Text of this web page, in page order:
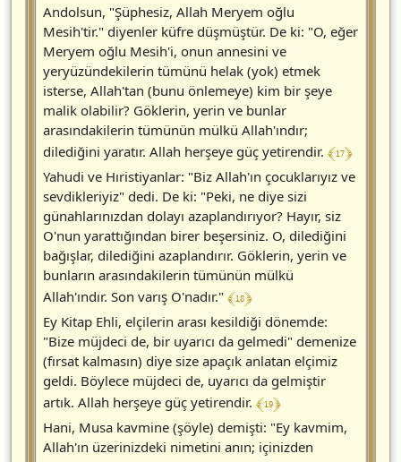
Andolsun, "Şüphesiz, Allah Meryem oğlu
Mesih'tir." diyenler küfre düşmüştür. De ki: "O, eğer
Meryem oğlu Mesih'i, onun annesini ve
yeryüzündekilerin tümünü helak (yok) etmek
isterse, Allah'tan (bunu önlemeye) kim bir şeye
malik olabilir? Göklerin, yerin ve bunlar
arasındakilerin tümünün mülkü Allah'ındır;
dilediğini yaratır. Allah herşeye güç yetirendir. ﴾ 17 ﴿
Yahudi ve Hıristiyanlar: "Biz Allah'ın çocuklarıyız ve
sevdikleriyiz" dedi. De ki: "Peki, ne diye sizi
günahlarınızdan dolayı azaplandırıyor? Hayır, siz
O'nun yarattığından birer beşersiniz. O, dilediğini
bağışlar, dilediğini azaplandırır. Göklerin, yerin ve
bunların arasındakilerin tümünün mülkü
Allah'ındır. Son varış O'nadır." ﴾ 18 ﴿
Ey Kitap Ehli, elçilerin arası kesildiği dönemde:
"Bize müjdeci de, bir uyarıcı da gelmedi" demenize
(fırsat kalmasın) diye size apaçık anlatan elçimiz
geldi. Böylece müjdeci de, uyarıcı da gelmiştir
artık. Allah herşeye güç yetirendir. ﴾ 19 ﴿
Hani, Musa kavmine (şöyle) demişti: "Ey kavmim,
Allah'ın üzerinizdeki nimetini anın; içinizden